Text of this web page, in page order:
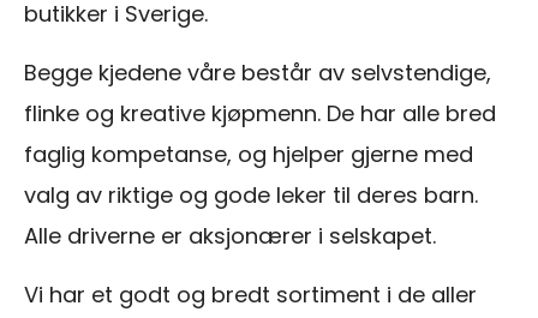
butikker i Sverige.
Begge kjedene våre består av selvstendige,
flinke og kreative kjøpmenn. De har alle bred
faglig kompetanse, og hjelper gjerne med
valg av riktige og gode leker til deres barn.
Alle driverne er aksjonærer i selskapet.
Vi har et godt og bredt sortiment i de aller